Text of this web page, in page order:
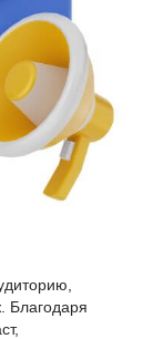
Благодаря